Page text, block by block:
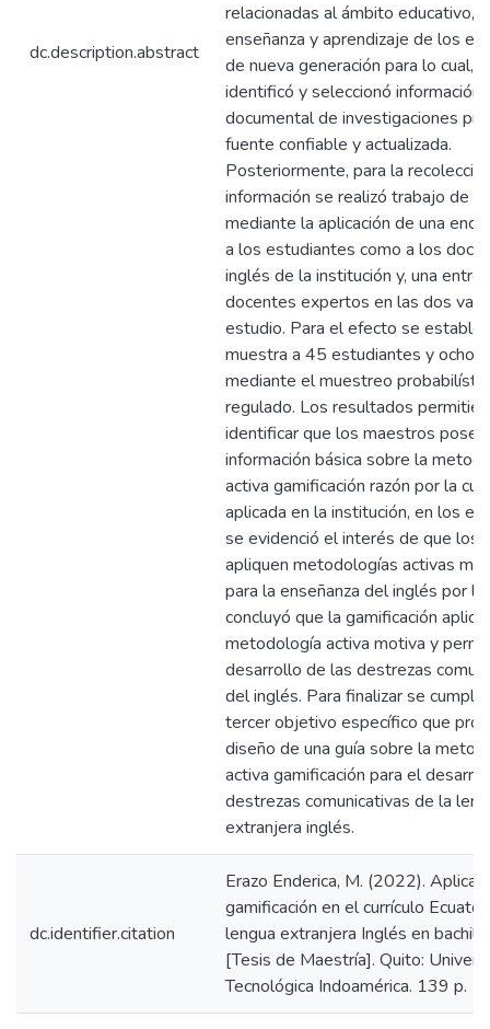
dc.description.abstract
relacionadas al ámbito educativo,
enseñanza y aprendizaje de los
de nueva generación para lo cual,
identificó y seleccionó información
documental de investigaciones
fuente confiable y actualizada.
Posteriormente, para la
información se realizó trabajo de
mediante la aplicación de una
a los estudiantes como a los
inglés de la institución y, una
docentes expertos en las dos
estudio. Para el efecto se
muestra a 45 estudiantes y ocho
mediante el muestreo
regulado. Los resultados
identificar que los maestros
información básica sobre la
activa gamificación razón por la
aplicada en la institución, en los
se evidenció el interés de que los
apliquen metodologías activas
para la enseñanza del inglés por
concluyó que la gamificación
metodología activa motiva y
desarrollo de las destrezas
del inglés. Para finalizar se cumple
tercer objetivo específico que
diseño de una guía sobre la
activa gamificación para el
destrezas comunicativas de la
extranjera inglés.
dc.identifier.citation
Erazo Enderica, M. (2022).
gamificación en el currículo
lengua extranjera Inglés en
[Tesis de Maestría]. Quito:
Tecnológica Indoamérica. 139 p.